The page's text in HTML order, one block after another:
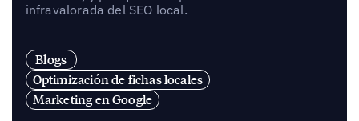
infravalorada del SEO local.
Blogs
Optimización de fichas locales
Marketing en Google